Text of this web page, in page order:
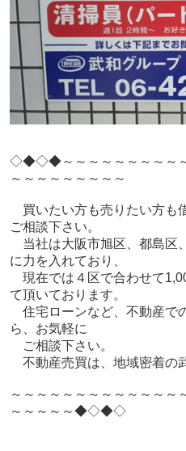
◇◆◇◆～～～～～～～～～～
～～～～～～～～～
買いたい方も売りたい方も
ご相談下さい。
当社は大阪市旭区、都島区
に力を入れており、
現在では４区で合わせて
て頂いております。
住宅ローンなど、不動産で
ら、お気軽に
ご相談下さい。
不動産売買は、地域密着の
～～～～～～～～～～～～～
～～～～～◆◇◆◇